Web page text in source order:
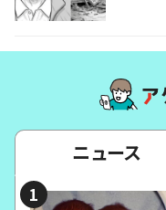
ニュース